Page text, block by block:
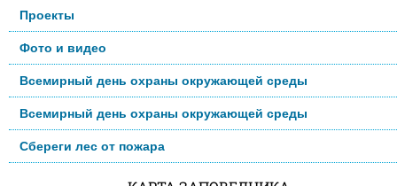
Проекты
Фото и видео
Всемирный день охраны окружающей среды
Всемирный день охраны окружающей среды
Сбереги лес от пожара